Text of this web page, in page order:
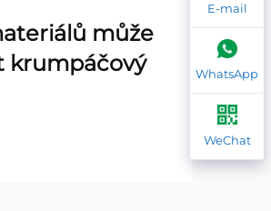
může
krumpáčový
E-mail
WhatsApp
WeChat